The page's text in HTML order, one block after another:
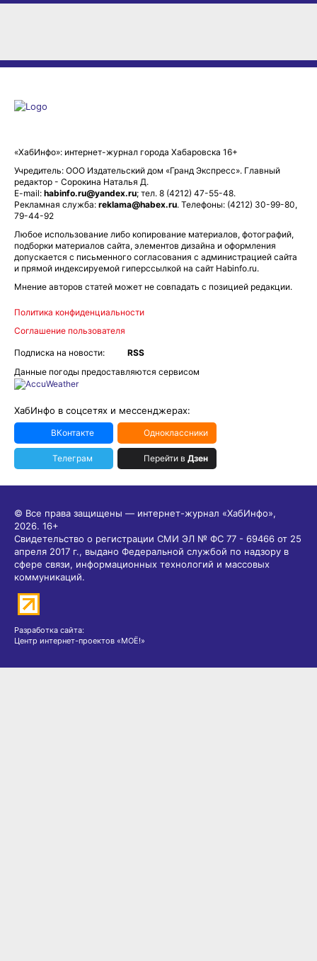
«ХабИнфо»: интернет-журнал города Хабаровска 16+
Учредитель: ООО Издательский дом «Гранд Экспресс». Главный
редактор - Сорокина Наталья Д.
E-mail: habinfo.ru@yandex.ru; тел. 8 (4212) 47-55-48.
Рекламная служба: reklama@habex.ru. Телефоны: (4212) 30-99-80,
79-44-92
Любое использование либо копирование материалов, фотографий,
подборки материалов сайта, элементов дизайна и оформления
допускается с письменного согласования с администрацией сайта
и прямой индексируемой гиперссылкой на сайт Habinfo.ru.
Мнение авторов статей может не совпадать с позицией редакции.
Политика конфиденциальности
Соглашение пользователя
Подписка на новости:
RSS
Данные погоды предоставляются сервисом
ХабИнфо в соцсетях и мессенджерах:
ВКонтакте Одноклассники
Телеграм Перейти в Дзен
© Все права защищены — интернет-журнал «ХабИнфо»,
2026. 16+
Свидетельство о регистрации СМИ ЭЛ № ФС 77 - 69466 от 25
апреля 2017 г., выдано Федеральной службой по надзору в
сфере связи, информационных технологий и массовых
коммуникаций.
Разработка сайта:
Центр интернет-проектов «МОЁ!»